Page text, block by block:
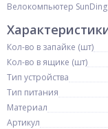
Велокомпьютер
Кол-во в запайке (шт)
Кол-во в ящике (шт)
Тип устройства
Тип питания
Материал
Артикул